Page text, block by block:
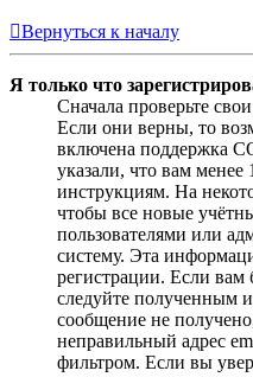
Вернуться к началу
Я только что
Сначала проверьте
Если они верны, то
включена поддержка
указали, что вам
инструкциям. На
чтобы все новые
пользователями или
систему. Эта
регистрации. Если
следуйте полученным
сообщение не
неправильный адрес
фильтром. Если вы